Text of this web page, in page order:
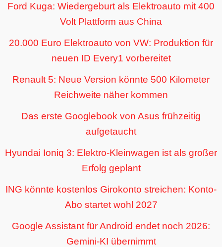
Ford Kuga: Wiedergeburt als Elektroauto mit 400
Volt Plattform aus China
20.000 Euro Elektroauto von VW: Produktion für
neuen ID Every1 vorbereitet
Renault 5: Neue Version könnte 500 Kilometer
Reichweite näher kommen
Das erste Googlebook von Asus frühzeitig
aufgetaucht
Hyundai Ioniq 3: Elektro-Kleinwagen ist als großer
Erfolg geplant
ING könnte kostenlos Girokonto streichen: Konto-
Abo startet wohl 2027
Google Assistant für Android endet noch 2026:
Gemini-KI übernimmt